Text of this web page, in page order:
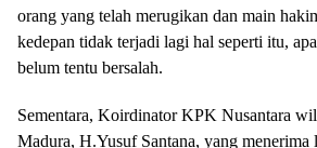
orang yang telah merugikan dan main
kedepan tidak terjadi lagi hal seperti itu,
belum tentu bersalah.
Sementara, Koirdinator KPK Nusantara
Madura, H.Yusuf Santana, yang menerima